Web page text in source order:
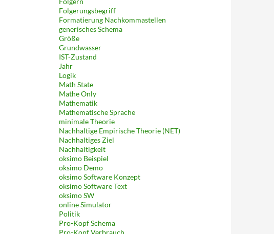
Folgerungsbegriff
Formatierung Nachkommastellen
generisches Schema
Größe
Grundwasser
IST-Zustand
Jahr
Logik
Math State
Mathe Only
Mathematik
Mathematische Sprache
minimale Theorie
Nachhaltige Empirische Theorie (NET)
Nachhaltiges Ziel
Nachhaltigkeit
oksimo Beispiel
oksimo Demo
oksimo Software Konzept
oksimo Software Text
oksimo SW
online Simulator
Politik
Pro-Kopf Schema
Pro-Kopf Verbrauch